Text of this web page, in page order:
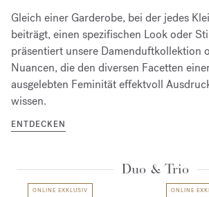
Gleich einer Garderobe, bei der jedes
beiträgt, einen spezifischen Look oder
präsentiert unsere Damenduftkollektion
Nuancen, die den diversen Facetten
ausgelebten Feminität effektvoll
wissen.
ENTDECKEN
Duo & Trio
ONLINE EXKLUSIV ONLINE